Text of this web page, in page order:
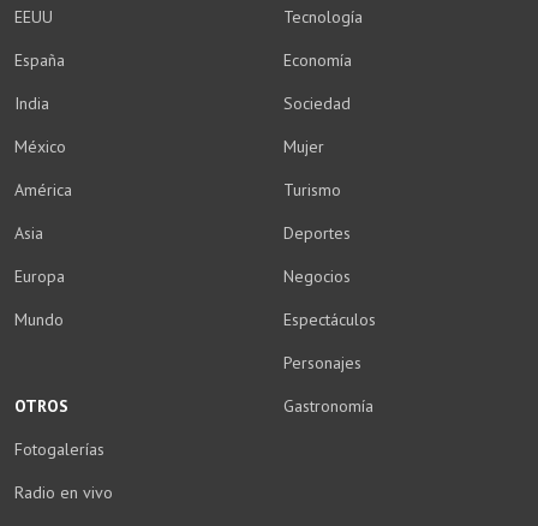
EEUU
España
India
México
América
Asia
Europa
Mundo
Tecnología
Economía
Sociedad
Mujer
Turismo
Deportes
Negocios
Espectáculos
Personajes
Gastronomía
OTROS
Fotogalerías
Radio en vivo